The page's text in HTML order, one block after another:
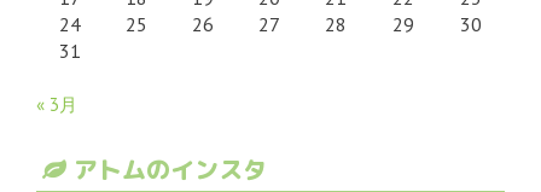
24
25 26 27 28 29
30
31
« 3月
アトムのインスタ